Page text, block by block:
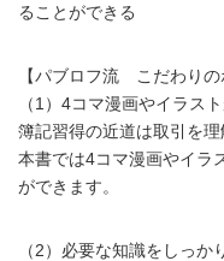
ることができる
【パブロフ流 こだわりの
（1）4コマ漫画やイラス
簿記習得の近道は取引を理
本書では4コマ漫画やイラ
ができます。
（2）必要な知識をしっか